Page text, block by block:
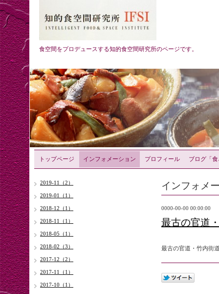
食空間をプロデュースする知的食空間研究所のページです。
トップページ インフォメーション プロフィール ブログ「
インフォメ
0000-00-00 00:00:00
最古の官道
最古の官道・竹内街
2019-11（2）
2019-01（1）
2018-12（1）
2018-11（1）
2018-05（1）
2018-02（3）
2017-12（2）
2017-11（1）
2017-10（1）